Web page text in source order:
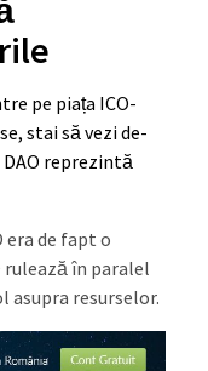
pe piața ICO-
stai să vezi de-
DAO reprezintă
de fapt o
în paralel
asupra resurselor.